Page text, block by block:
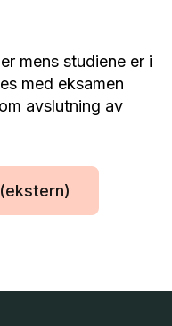
mens studiene er i
med eksamen
avslutning av